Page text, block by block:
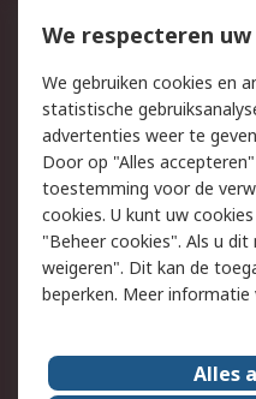
Bestellen
Track & Trace
Wettelijk
Cookiebeleid
Privacybeleid
Algemene
verkoopvoorwaarden
Over RS
We respecteren
We gebruiken cookies en
statistische
advertenties weer te
Door op "Alles
toestemming voor de
cookies. U kunt uw
"Beheer cookies". Als u
weigeren". Dit kan de
beperken. Meer informatie
Alles